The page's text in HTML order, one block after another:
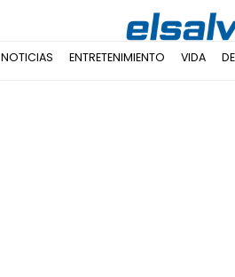
NOTICIAS ENTRETENIMIENTO VIDA